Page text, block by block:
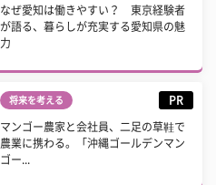
なぜ愛知は働きやすい？ 東京経験者
が語る、暮らしが充実する愛知県の魅
力
将来を考える PR
マンゴー農家と会社員、二足の草鞋で
農業に携わる。「沖縄ゴールデンマン
ゴー...